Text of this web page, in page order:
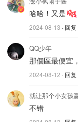
都会对你的剧情造
个角色都有自己的故
可以通过一台 PS5
玩，或在线模式最
哈哈！又是
2024-08-13 · 回复
QQ少年
那個區最便宜
2024-08-12 · 回复
就让那个小女孩
不错